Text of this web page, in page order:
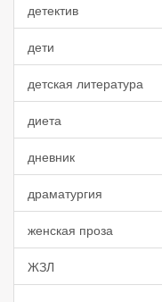
детектив
дети
детская литература
диета
дневник
драматургия
женская проза
ЖЗЛ